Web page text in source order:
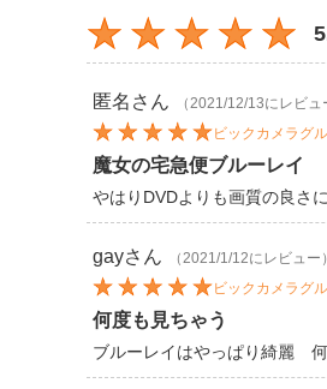
匿名 さん
（2021/12/13にレビュ
ビックカメラグ
魔女の宅急便ブルーレイ
やはりDVDよりも画質の良さ
gayさん
（2021/1/12にレビュー）
ビックカメラグ
何度も見ちゃう
ブルーレイはやっぱり綺麗